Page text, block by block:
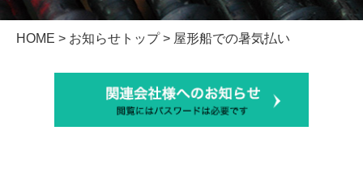
HOME > お知らせトップ> 屋形船での暑気払い